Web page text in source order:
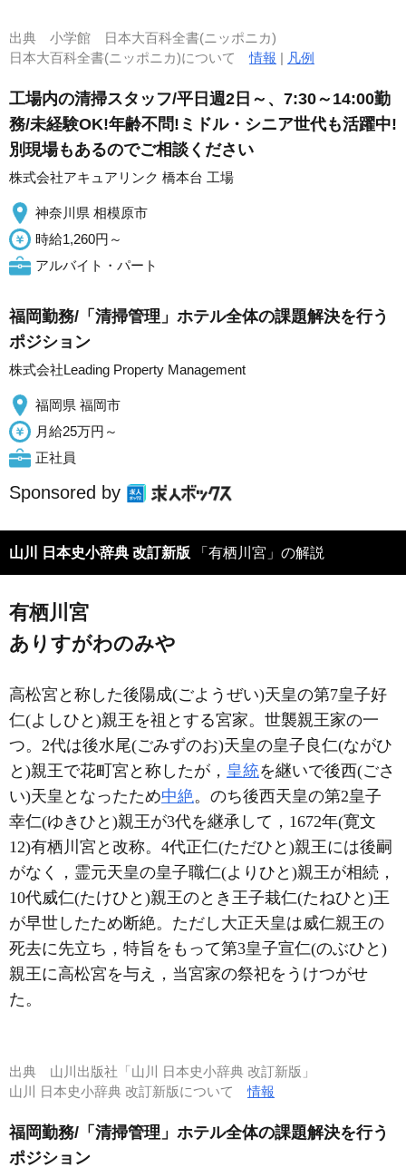
出典 小学館 日本大百科全書(ニッポニカ)
日本大百科全書(ニッポニカ)について情報 | 凡例
工場内の清掃スタッフ/平日週2日～、7:30～14:00勤
務/未経験OK!年齢不問!ミドル・シニア世代も活躍中!
別現場もあるのでご相談ください
株式会社アキュアリンク 橋本台 工場
神奈川県 相模原市
時給1,260円～
アルバイト・パート
福岡勤務/「清掃管理」ホテル全体の課題解決を行う
ポジション
株式会社Leading Property Management
福岡県 福岡市
月給25万円～
正社員
Sponsored by
山川 日本史小辞典 改訂新版 「有栖川宮」の解説
有栖川宮
ありすがわのみや
高松宮と称した後陽成(ごようぜい)天皇の第7皇子好
仁(よしひと)親王を祖とする宮家。世襲親王家の一
つ。2代は後水尾(ごみずのお)天皇の皇子良仁(ながひ
と)親王で花町宮と称したが， 皇統を継いで後西(ごさ
い)天皇となったため中絶。のち後西天皇の第2皇子
幸仁(ゆきひと)親王が3代を継承して，1672年(寛文
12)有栖川宮と改称。4代正仁(ただひと)親王には後嗣
がなく，霊元天皇の皇子職仁(よりひと)親王が相続，
10代威仁(たけひと)親王のとき王子栽仁(たねひと)王
が早世したため断絶。ただし大正天皇は威仁親王の
死去に先立ち，特旨をもって第3皇子宣仁(のぶひと)
親王に高松宮を与え，当宮家の祭祀をうけつがせ
た。
出典 山川出版社「山川 日本史小辞典 改訂新版」
山川 日本史小辞典 改訂新版について情報
福岡勤務/「清掃管理」ホテル全体の課題解決を行う
ポジション